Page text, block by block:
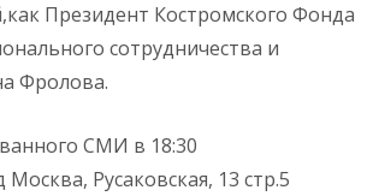
Президент Костромского Фонда
сотрудничества и
Фролова.
СМИ в 18:30
Москва, Русаковская, 13 стр.5